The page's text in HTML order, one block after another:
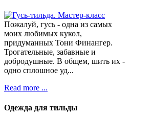
Пожалуй, гусь - одна из самых
моих любимых кукол,
придуманных Тони Финангер.
Трогательные, забавные и
добродушные. В общем, шить их -
одно сплошное уд...
Read more ...
Одежда для тильды